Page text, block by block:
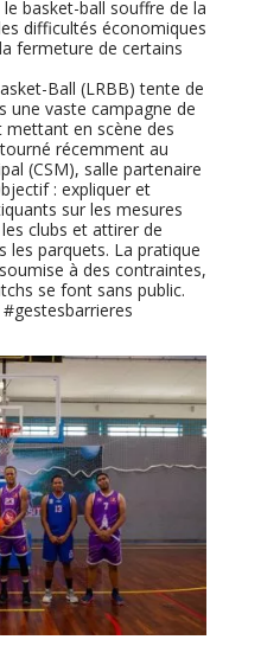
basket-ball souffre de la
difficultés économiques
fermeture de certains
Ball (LRBB) tente de
une vaste campagne de
en scène des
récemment au
(CSM), salle partenaire
: expliquer et
sur les mesures
clubs et attirer de
les parquets. La pratique
à des contraintes,
se font sans public.